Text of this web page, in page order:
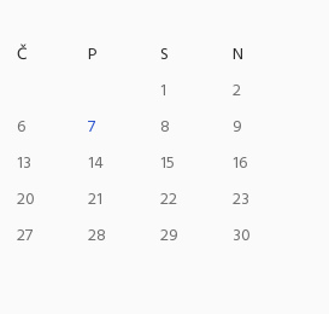
Č P S
N
1
2
6 7 8
9
13 14 15
16
20 21 22
23
27 28 29
30